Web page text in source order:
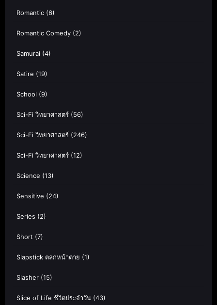
Romantic (6)
Romantic Comedy (2)
Samurai (4)
Satire (19)
School (9)
Sci-Fi วิทยาศาสตร์ (56)
Sci-Fi วิทยาศาสตร์ (246)
Sci-Fi วิทยาศาสตร์ (12)
Science (13)
Sensitive (24)
Series (2)
Short (7)
Slapstick ตลกหน้าตาย (1)
Slasher (15)
Slice of Life ชีวิตประจำวัน (43)